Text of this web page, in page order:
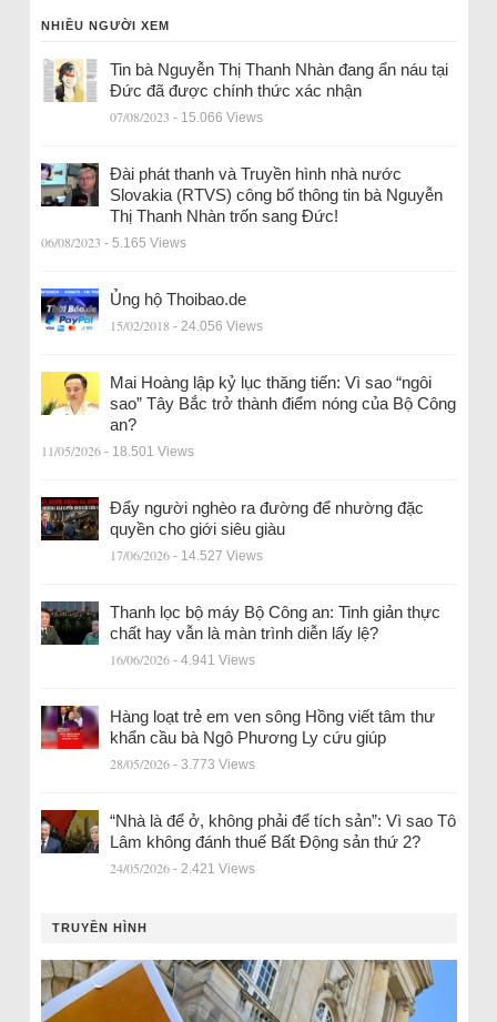
NHIỀU NGƯỜI XEM
Tin bà Nguyễn Thị Thanh Nhàn đang ẩn náu tại
Đức đã được chính thức xác nhận
07/08/2023 - 15.066 Views
Đài phát thanh và Truyền hình nhà nước
Slovakia (RTVS) công bố thông tin bà Nguyễn
Thị Thanh Nhàn trốn sang Đức!
06/08/2023 - 5.165 Views
Ủng hộ Thoibao.de
15/02/2018 - 24.056 Views
Mai Hoàng lập kỷ lục thăng tiến: Vì sao “ngôi
sao” Tây Bắc trở thành điểm nóng của Bộ Công
an?
11/05/2026 - 18.501 Views
Đẩy người nghèo ra đường để nhường đặc
quyền cho giới siêu giàu
17/06/2026 - 14.527 Views
Thanh lọc bộ máy Bộ Công an: Tinh giản thực
chất hay vẫn là màn trình diễn lấy lệ?
16/06/2026 - 4.941 Views
Hàng loạt trẻ em ven sông Hồng viết tâm thư
khẩn cầu bà Ngô Phương Ly cứu giúp
28/05/2026 - 3.773 Views
“Nhà là để ở, không phải để tích sản”: Vì sao Tô
Lâm không đánh thuế Bất Động sản thứ 2?
24/05/2026 - 2.421 Views
TRUYỀN HÌNH